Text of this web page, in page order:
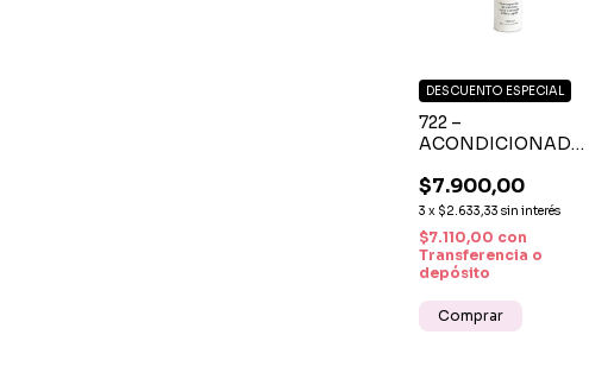
722 –
ACONDICIONADOR
ENJUAGUE 100 CC -
HIDRATACIÓN Y
DESENREDO
$7.900,00
3 x $2.633,33 sin interés
DESCUENTO ESPECIAL
$7.110,00 con
Transferencia o
depósito